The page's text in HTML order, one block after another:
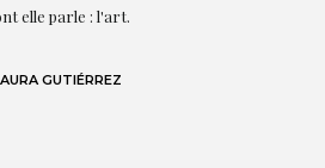
elle parle : l'art.
GUTIÉRREZ